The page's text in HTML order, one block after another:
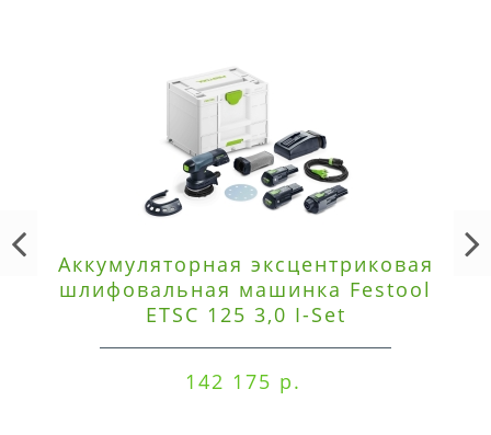
Аккумуляторная эксцентриковая
шлифовальная машинка Festool
ETSC 125 3,0 I-Set
142 175 р.